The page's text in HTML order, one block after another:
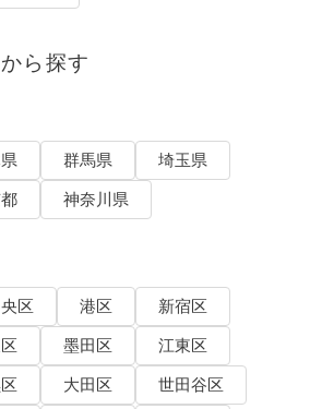
ら探す
群馬県
埼玉県
神奈川県
区 港区
新宿区
墨田区
江東区
大田区
世田谷区